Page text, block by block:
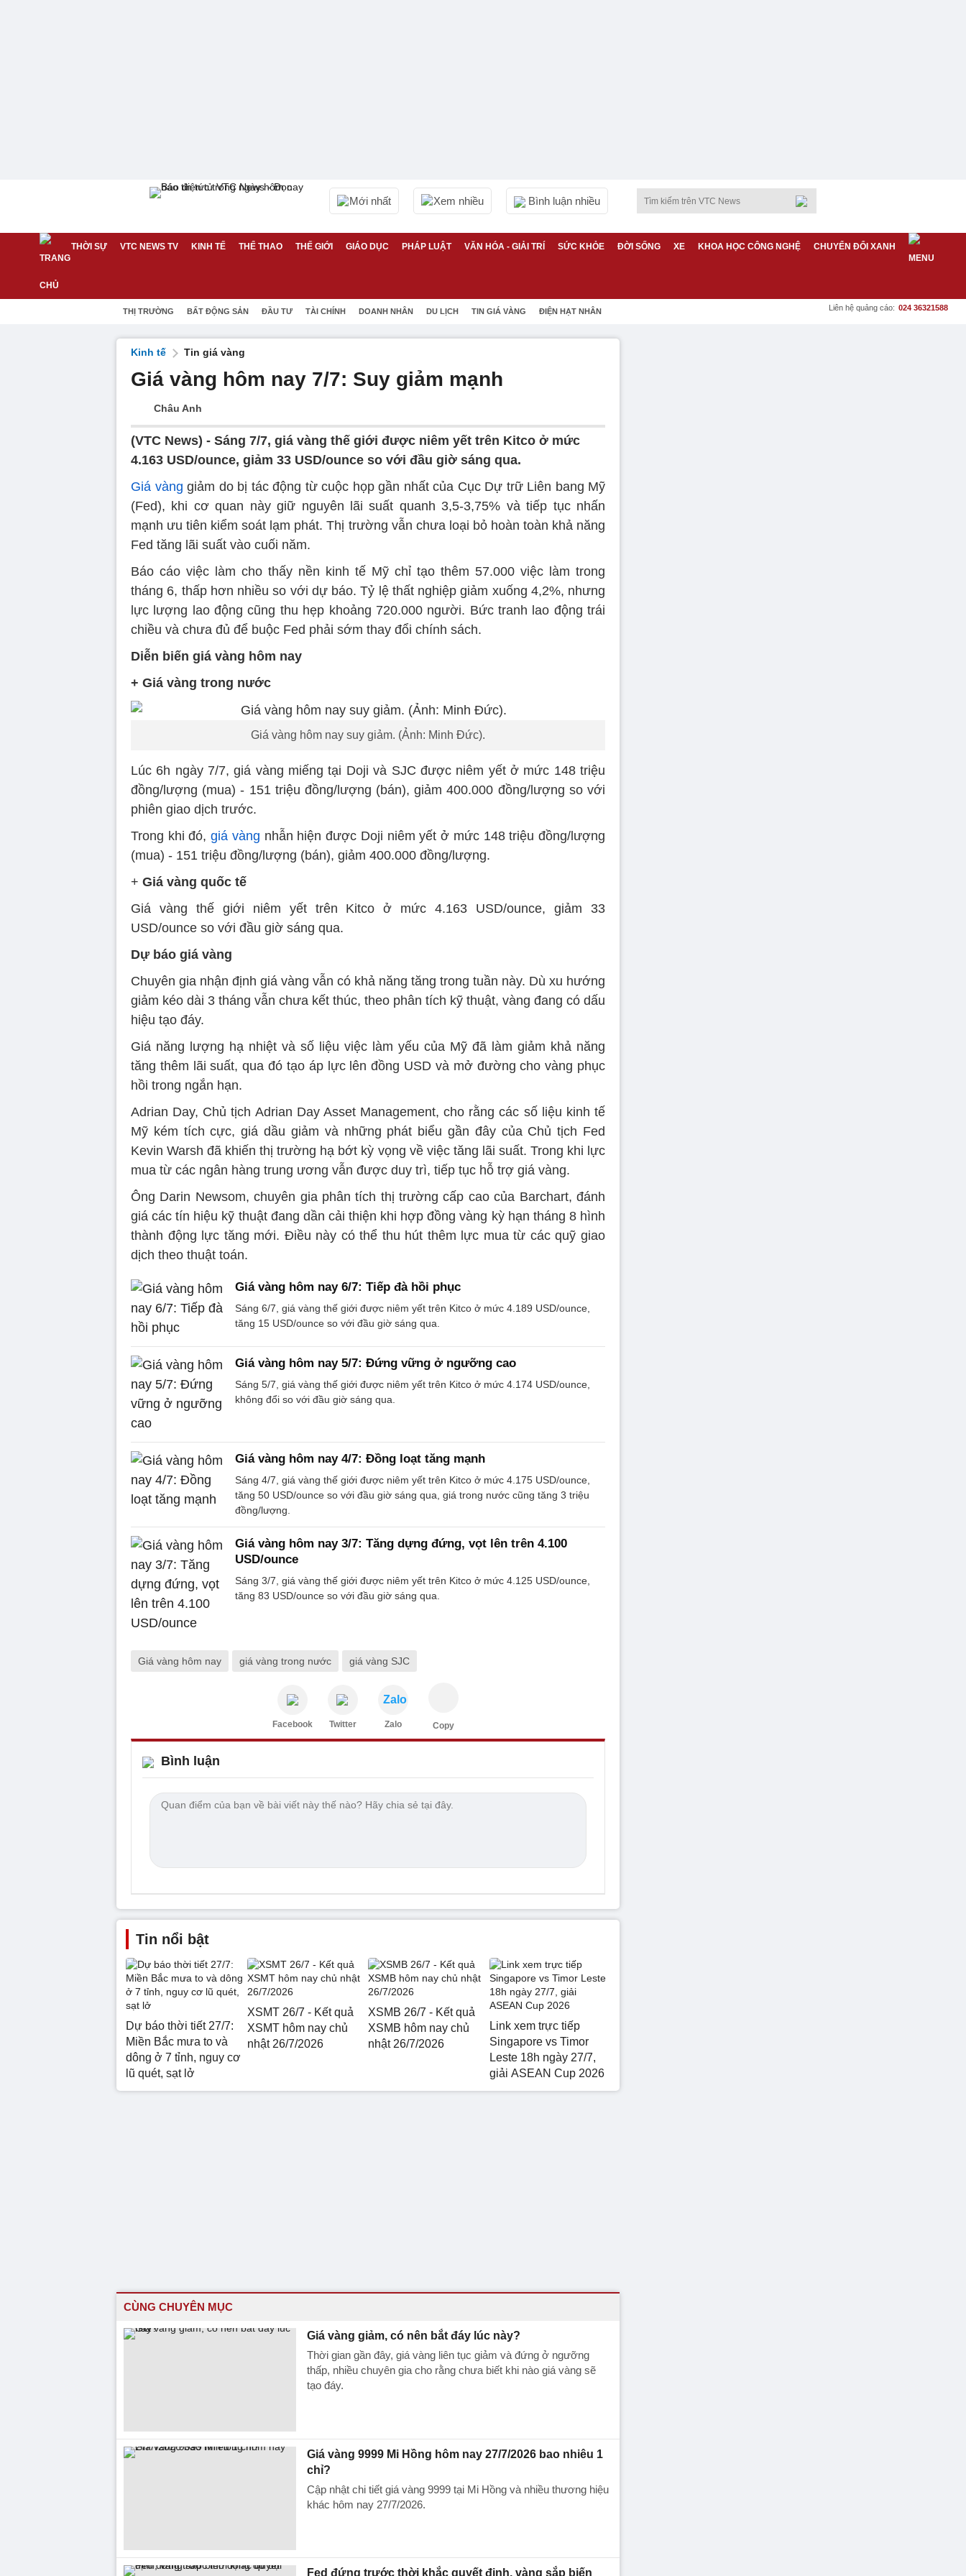
Mới nhất Xem nhiều Bình luận nhiều
THỜI SỰ VTC NEWS TV KINH TẾ THỂ THAO THẾ GIỚI GIÁO DỤC PHÁP LUẬT VĂN HÓA - GIẢI TRÍ SỨC KHỎE ĐỜI SỐNG XE KHOA HỌC CÔNG NGHỆ CHUYỂN ĐỔI XANH
THỊ TRƯỜNG BẤT ĐỘNG SẢN ĐẦU TƯ TÀI CHÍNH DOANH NHÂN DU LỊCH TIN GIÁ VÀNG ĐIỆN HẠT NHÂN Liên hệ quảng cáo: 024 36321588
Kinh tế Tin giá vàng
Giá vàng hôm nay 7/7: Suy giảm mạnh
Châu Anh
(VTC News) - Sáng 7/7, giá vàng thế giới được niêm yết trên Kitco ở mức
4.163 USD/ounce, giảm 33 USD/ounce so với đầu giờ sáng qua.
Giá vàng giảm do bị tác động từ cuộc họp gần nhất của Cục Dự trữ Liên bang Mỹ
(Fed), khi cơ quan này giữ nguyên lãi suất quanh 3,5-3,75% và tiếp tục nhấn
mạnh ưu tiên kiểm soát lạm phát. Thị trường vẫn chưa loại bỏ hoàn toàn khả năng
Fed tăng lãi suất vào cuối năm.
Báo cáo việc làm cho thấy nền kinh tế Mỹ chỉ tạo thêm 57.000 việc làm trong
tháng 6, thấp hơn nhiều so với dự báo. Tỷ lệ thất nghiệp giảm xuống 4,2%, nhưng
lực lượng lao động cũng thu hẹp khoảng 720.000 người. Bức tranh lao động trái
chiều và chưa đủ để buộc Fed phải sớm thay đổi chính sách.
Diễn biến giá vàng hôm nay
+ Giá vàng trong nước
Giá vàng hôm nay suy giảm. (Ảnh: Minh Đức).
Lúc 6h ngày 7/7, giá vàng miếng tại Doji và SJC được niêm yết ở mức 148 triệu
đồng/lượng (mua) - 151 triệu đồng/lượng (bán), giảm 400.000 đồng/lượng so với
phiên giao dịch trước.
Trong khi đó,giá vàng nhẫn hiện được Doji niêm yết ở mức 148 triệu đồng/lượng
(mua) - 151 triệu đồng/lượng (bán), giảm 400.000 đồng/lượng.
+ Giá vàng quốc tế
Giá vàng thế giới niêm yết trên Kitco ở mức 4.163 USD/ounce, giảm 33
USD/ounce so với đầu giờ sáng qua.
Dự báo giá vàng
Chuyên gia nhận định giá vàng vẫn có khả năng tăng trong tuần này. Dù xu hướng
giảm kéo dài 3 tháng vẫn chưa kết thúc, theo phân tích kỹ thuật, vàng đang có dấu
hiệu tạo đáy.
Giá năng lượng hạ nhiệt và số liệu việc làm yếu của Mỹ đã làm giảm khả năng
tăng thêm lãi suất, qua đó tạo áp lực lên đồng USD và mở đường cho vàng phục
hồi trong ngắn hạn.
Adrian Day, Chủ tịch Adrian Day Asset Management, cho rằng các số liệu kinh tế
Mỹ kém tích cực, giá dầu giảm và những phát biểu gần đây của Chủ tịch Fed
Kevin Warsh đã khiến thị trường hạ bớt kỳ vọng về việc tăng lãi suất. Trong khi lực
mua từ các ngân hàng trung ương vẫn được duy trì, tiếp tục hỗ trợ giá vàng.
Ông Darin Newsom, chuyên gia phân tích thị trường cấp cao của Barchart, đánh
giá các tín hiệu kỹ thuật đang dần cải thiện khi hợp đồng vàng kỳ hạn tháng 8 hình
thành động lực tăng mới. Điều này có thể thu hút thêm lực mua từ các quỹ giao
dịch theo thuật toán.
Giá vàng hôm nay 6/7: Tiếp đà hồi phục
Sáng 6/7, giá vàng thế giới được niêm yết trên Kitco ở mức 4.189 USD/ounce,
tăng 15 USD/ounce so với đầu giờ sáng qua.
Giá vàng hôm nay 5/7: Đứng vững ở ngưỡng cao
Sáng 5/7, giá vàng thế giới được niêm yết trên Kitco ở mức 4.174 USD/ounce,
không đổi so với đầu giờ sáng qua.
Giá vàng hôm nay 4/7: Đồng loạt tăng mạnh
Sáng 4/7, giá vàng thế giới được niêm yết trên Kitco ở mức 4.175 USD/ounce,
tăng 50 USD/ounce so với đầu giờ sáng qua, giá trong nước cũng tăng 3 triệu
đồng/lượng.
Giá vàng hôm nay 3/7: Tăng dựng đứng, vọt lên trên 4.100
USD/ounce
Sáng 3/7, giá vàng thế giới được niêm yết trên Kitco ở mức 4.125 USD/ounce,
tăng 83 USD/ounce so với đầu giờ sáng qua.
Giá vàng hôm nay giá vàng trong nước giá vàng SJC
Facebook Twitter
Zalo
Zalo Copy
Bình luận
Tin nổi bật
Dự báo thời tiết 27/7:
Miền Bắc mưa to và
dông ở 7 tỉnh, nguy cơ
lũ quét, sạt lở
XSMT 26/7 - Kết quả
XSMT hôm nay chủ
nhật 26/7/2026
XSMB 26/7 - Kết quả
XSMB hôm nay chủ
nhật 26/7/2026
Link xem trực tiếp
Singapore vs Timor
Leste 18h ngày 27/7,
giải ASEAN Cup 2026
CÙNG CHUYÊN MỤC
Giá vàng giảm, có nên bắt đáy lúc này?
Thời gian gần đây, giá vàng liên tục giảm và đứng ở ngưỡng
thấp, nhiều chuyên gia cho rằng chưa biết khi nào giá vàng sẽ
tạo đáy.
Giá vàng 9999 Mi Hồng hôm nay 27/7/2026 bao nhiêu 1
chỉ?
Cập nhật chi tiết giá vàng 9999 tại Mi Hồng và nhiều thương hiệu
khác hôm nay 27/7/2026.
Fed đứng trước thời khắc quyết định, vàng sắp biến